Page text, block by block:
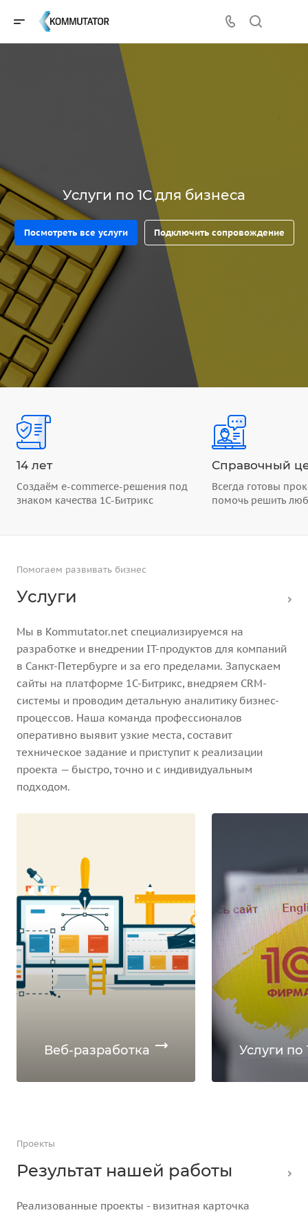
Услуги по 1С для бизнеса
Посмотреть все услуги Подключить сопровождение
14 лет
Создаём e-commerce-решения под
знаком качества 1С-Битрикс
Справочный
Всегда готовы
помочь решить
Помогаем развивать бизнес
Услуги
Мы в Kommutator.net специализируемся на
разработке и внедрении IT-продуктов для компаний
в Санкт-Петербурге и за его пределами. Запускаем
сайты на платформе 1С-Битрикс, внедряем CRM-
системы и проводим детальную аналитику бизнес-
процессов. Наша команда профессионалов
оперативно выявит узкие места, составит
техническое задание и приступит к реализации
проекта — быстро, точно и с индивидуальным
подходом.
Веб-разработка Услуги по
Проекты
Результат нашей работы
Реализованные проекты - визитная карточка